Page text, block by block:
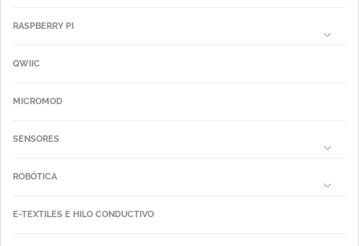
RASPBERRY PI
QWIIC
MICROMOD
SENSORES
ROBÓTICA
E-TEXTILES E HILO CONDUCTIVO